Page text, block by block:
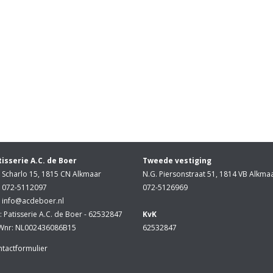
A.C. de Boer
Scharlo 15, 1815 CN Alkmaar
072-5112097
info@acdeboer.nl
Patisserie A.C. de Boer - 62532847
NL002436086B15
Tweede vestiging
N.G. Piersonstraat 51, 1814 VB
072-5126969
KvK
62532847